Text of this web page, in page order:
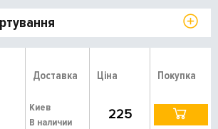
Доставка Ціна Покупка
Киев
В наличии
225